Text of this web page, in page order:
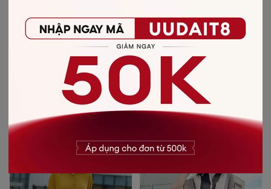
CHẤT LIỆU SẢN PHẨM
CÓ THỂ BẠN SẼ THÍCH